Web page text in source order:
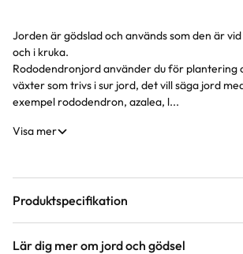
Produktinformation
Jorden är gödslad och används som den är
och i kruka.
Rododendronjord använder du för plantering
växter som trivs i sur jord, det vill säga jord
exempel rododendron, azalea, l...
Visa mer
Produktspecifikation
Volym 15 liter
Lär dig mer om jord och gödsel